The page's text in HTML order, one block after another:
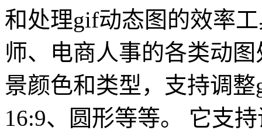
和处理gif动态图的效率
师、电商人事的各类动
景颜色和类型，支持调
16:9、圆形等等。 它支